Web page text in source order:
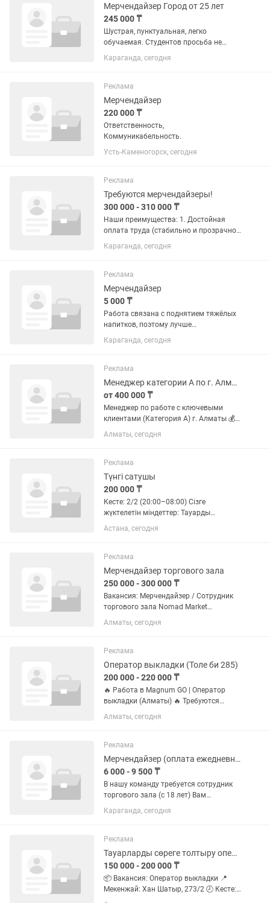
Мерчендайзер Город от 25 лет
245 000 ₸
Шустрая, пунктуальная, легко
обучаемая. Студентов просьба не
беспокоить. 13 зарплата.Возраст от 25
лет. По всем интересующим вопросам
Караганда, сегодня
Реклама
Мерчендайзер
220 000 ₸
Ответственность,
Коммуникабельность.
Усть-Каменогорск, сегодня
Реклама
Требуются мерчендайзеры!
300 000 - 310 000 ₸
Наши преимущества: 1. Достойная
оплата труда (стабильно и прозрачно)
(повышение ЗП минимум раз в год) 2.
Поощрения для самых ответственных.
Тимбилдинги и Корпоративы....
Караганда, сегодня
Реклама
Мерчендайзер
5 000 ₸
Работа связана с поднятием тяжёлых
напитков, поэтому лучше
парень.Выкладка товара, ротация,
следить за сроками фасовка,
Внимательность, трудолюбие Рабочий
день: 7 часов...
Караганда, сегодня
Реклама
Менеджер категории А по г. Алматы
от 400 000 ₸
Менеджер по работе с ключевыми
клиентами (Категория А) г. Алматы 💰
Заработная плата обсуждается
индивидуально по итогам
Retail — производитель колбасных
изделий...
Алматы, сегодня
Реклама
Түнгі сатушы
200 000 ₸
Кесте: 2/2 (20:00–08:00) Сізге
жүктелетін міндеттер: Тауарды
уақытында сөрелерге орналастырып,
олардың үнемі толық болуын
дұрыс және өзекті болуын...
Астана, сегодня
Реклама
Мерчендайзер торгового зала
250 000 - 300 000 ₸
Вакансия: Мерчендайзер / Сотрудник
торгового зала Nomad Market
приглашает в команду! Ищем
ответственного, внимательного и
поможет поддерживать порядок в
торговом...
Алматы, сегодня
Реклама
Оператор выкладки (Толе би 285)
200 000 - 220 000 ₸
🔥 Работа в Magnum GO | Оператор
выкладки (Алматы) 🔥 Требуются
парни 18–40 лет 💰 Зарплата: 200 000–
220 000 тг на руки 💸 До 11 000 тг за
трудоустройство Ищешь стабильную
работу с...
Алматы, сегодня
Реклама
Мерчендайзер (оплата ежедневная)
6 000 - 9 500 ₸
В нашу команду требуется сотрудник
торгового зала (с 18 лет) Вам
предстоит: •Своевременно
выкладывать товар и поддерживать
•Контролировать отсутствие товара с
истекшим сроком...
Караганда, сегодня
Реклама
Тауарларды сөреге толтыру операторы
150 000 - 200 000 ₸
📦 Вакансия: Оператор выкладки 📍
Мекенжай: Хан Шатыр, 273/2 🕗 Кесте:
2/2, 08:00–20:00 💰 Жалақы: 150 000–